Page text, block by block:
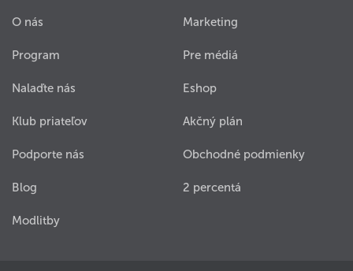
O nás
Program
Nalaďte nás
Klub priateľov
Podporte nás
Blog
Modlitby
Marketing
Pre médiá
Eshop
Akčný plán
Obchodné podmienky
2 percentá